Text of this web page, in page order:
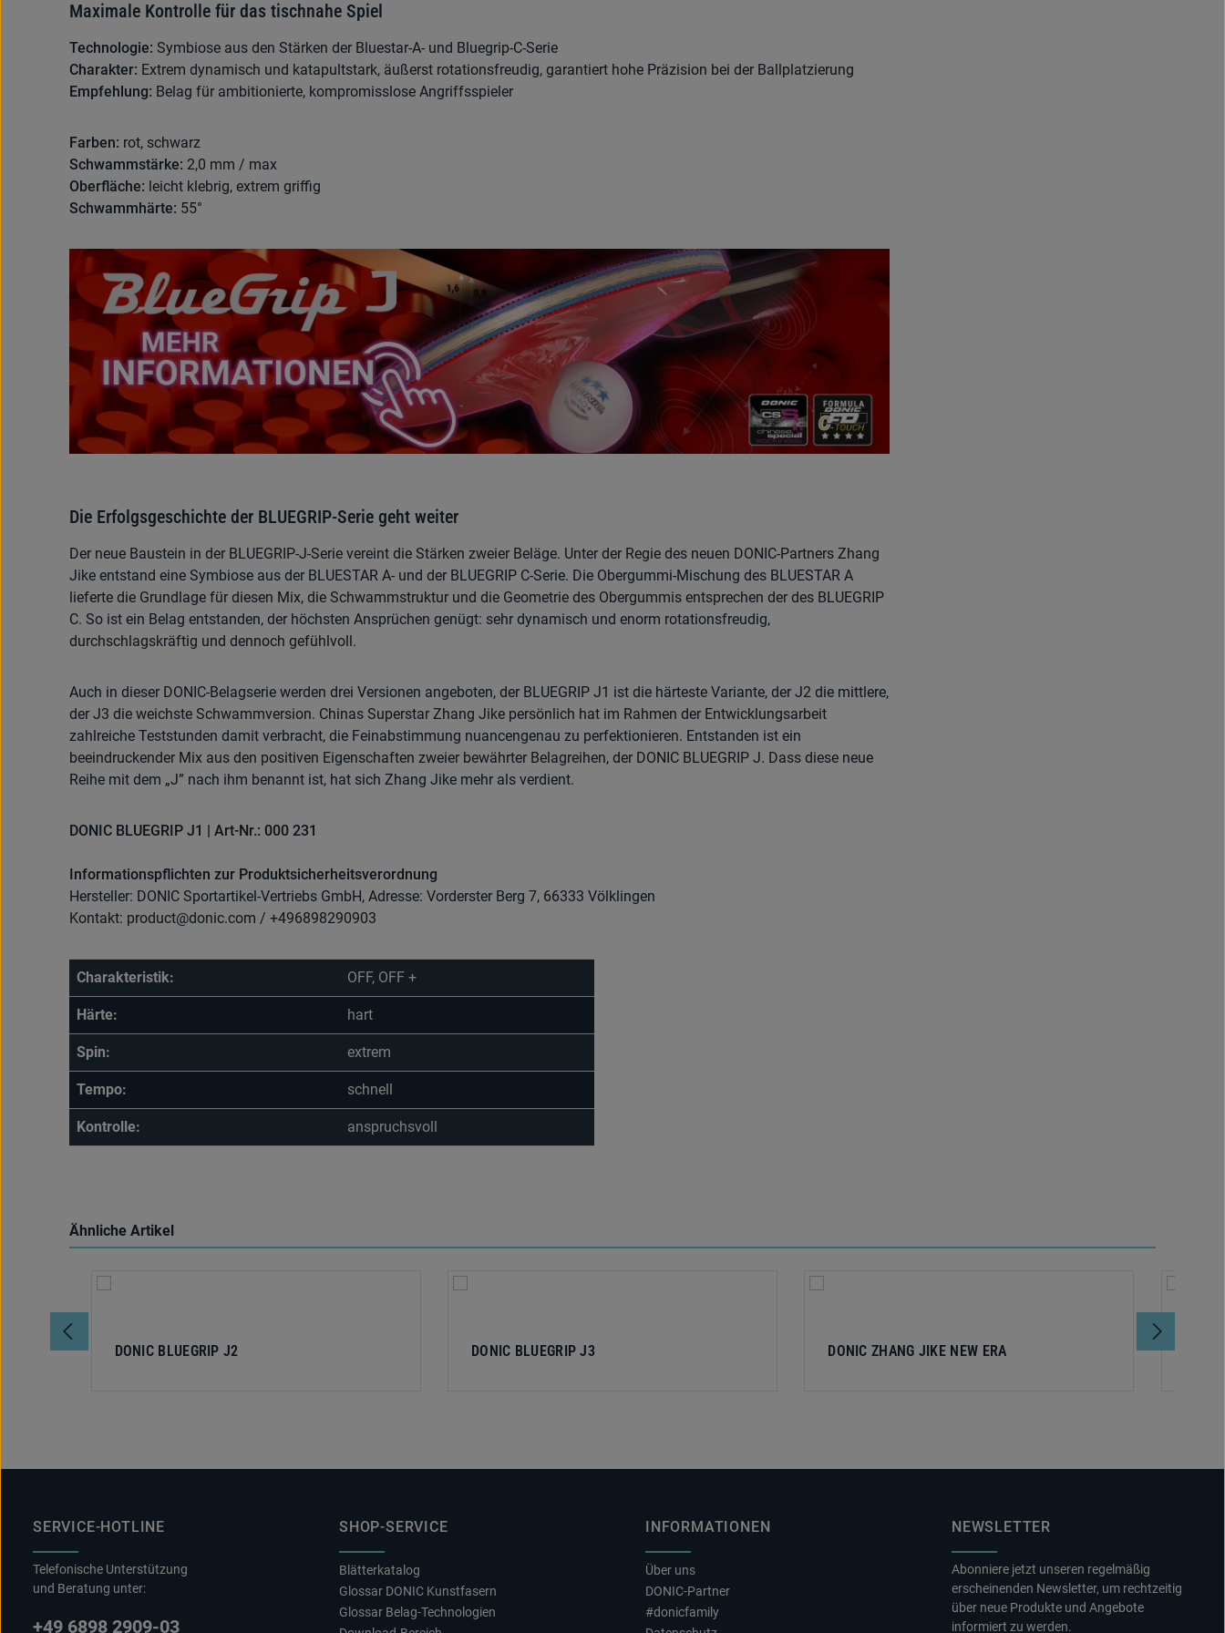
Maximale Kontrolle für das tischnahe Spiel
Technologie: Symbiose aus den Stärken der Bluestar-A- und Bluegrip-C-Serie
Charakter: Extrem dynamisch und katapultstark, äußerst rotationsfreudig, garantiert hohe Präzision bei der Ballplatzierung
Empfehlung: Belag für ambitionierte, kompromisslose Angriffsspieler
Farben: rot, schwarz
Schwammstärke: 2,0 mm / max
Oberfläche: leicht klebrig, extrem griffig
Schwammhärte: 55°
Die Erfolgsgeschichte der BLUEGRIP-Serie geht weiter
Der neue Baustein in der BLUEGRIP-J-Serie vereint die Stärken zweier Beläge. Unter der Regie des neuen DONIC-Partners Zhang
Jike entstand eine Symbiose aus der BLUESTAR A- und der BLUEGRIP C-Serie. Die Obergummi-Mischung des BLUESTAR A
lieferte die Grundlage für diesen Mix, die Schwammstruktur und die Geometrie des Obergummis entsprechen der des BLUEGRIP
C. So ist ein Belag entstanden, der höchsten Ansprüchen genügt: sehr dynamisch und enorm rotationsfreudig,
durchschlagskräftig und dennoch gefühlvoll.
Auch in dieser DONIC-Belagserie werden drei Versionen angeboten, der BLUEGRIP J1 ist die härteste Variante, der J2 die mittlere,
der J3 die weichste Schwammversion. Chinas Superstar Zhang Jike persönlich hat im Rahmen der Entwicklungsarbeit
zahlreiche Teststunden damit verbracht, die Feinabstimmung nuancengenau zu perfektionieren. Entstanden ist ein
beeindruckender Mix aus den positiven Eigenschaften zweier bewährter Belagreihen, der DONIC BLUEGRIP J. Dass diese neue
Reihe mit dem „J” nach ihm benannt ist, hat sich Zhang Jike mehr als verdient.
DONIC BLUEGRIP J1 | Art-Nr.: 000 231
Informationspflichten zur Produktsicherheitsverordnung
Hersteller: DONIC Sportartikel-Vertriebs GmbH, Adresse: Vorderster Berg 7, 66333 Völklingen
Kontakt: product@donic.com / +496898290903
Charakteristik: OFF, OFF +
Härte: hart
Spin: extrem
Tempo: schnell
Kontrolle: anspruchsvoll
Ähnliche Artikel
Produktgalerie überspringen
DONIC BLUEGRIP J2 DONIC BLUEGRIP J3 DONIC ZHANG JIKE NEW ERA
SERVICE-HOTLINE
Telefonische Unterstützung
und Beratung unter:
+49 6898 2909-03
SHOP-SERVICE
Blätterkatalog
Glossar DONIC Kunstfasern
Glossar Belag-Technologien
INFORMATIONEN
Über uns
DONIC-Partner
#donicfamily
NEWSLETTER
Abonniere jetzt unseren regelmäßig
erscheinenden Newsletter, um rechtzeitig
über neue Produkte und Angebote
informiert zu werden.